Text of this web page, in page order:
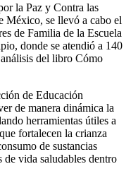
la Paz y Contra las
México, se llevó a cabo el
de Familia de la Escuela
donde se atendió a 140
del libro Cómo
de Educación
de manera dinámica la
herramientas útiles a
fortalecen la crianza
de sustancias
vida saludables dentro